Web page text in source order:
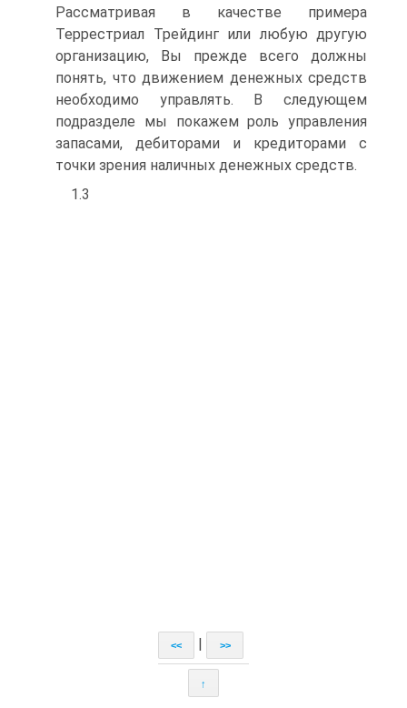
Рассматривая в качестве примера
Террестриал Трейдинг или любую другую
организацию, Вы прежде всего должны
понять, что движением денежных средств
необходимо управлять. В следующем
подразделе мы покажем роль управления
запасами, дебиторами и кредиторами с
точки зрения наличных денежных средств.
1.3
<< >>
↑